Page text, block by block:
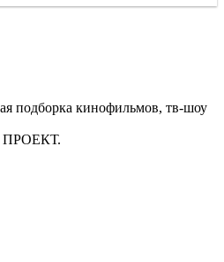
подборка кинофильмов, тв-шоу